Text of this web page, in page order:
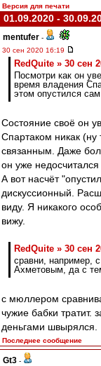
Версия для печати
01.09.2020 -
mentufer -
30 сен 2020 16:19
RedQuite » 30 сен
Посмотри как он
время владения
этом опустился
Состояние своё он
Спартаком никак (ну
связанным. Даже
он уже
А вот насчёт
дискуссионный.
виду. Я никакого
вижу.
RedQuite » 30 сен
сравни, например,
Ахметовым, да с
с мюллером
чужие бабки тратит.
деньгами швырялся.
Последнее сообщение
Gt3 -